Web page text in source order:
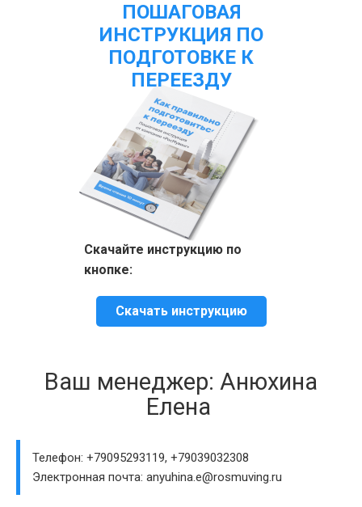
ПОШАГОВАЯ
ИНСТРУКЦИЯ ПО
ПОДГОТОВКЕ К
ПЕРЕЕЗДУ
Скачайте инструкцию по
кнопке:
Скачать инструкцию
Ваш менеджер: Анюхина
Елена
Телефон: +79095293119, +79039032308
Электронная почта: anyuhina.e@rosmuving.ru